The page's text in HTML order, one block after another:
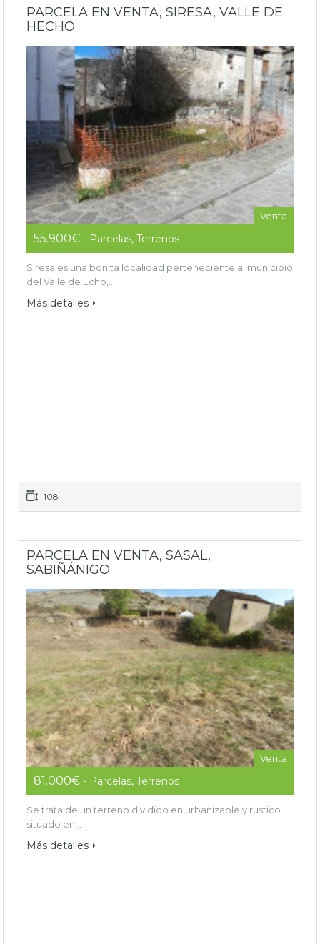
PARCELA EN VENTA, SIRESA, VALLE DE
HECHO
Venta
55.900€ - Parcelas, Terrenos
Siresa es una bonita localidad perteneciente al municipio
del Valle de Echo,…
Más detalles
108
PARCELA EN VENTA, SASAL,
SABIÑÁNIGO
Venta
81.000€ - Parcelas, Terrenos
Se trata de un terreno dividido en urbanizable y rustico
situado en…
Más detalles